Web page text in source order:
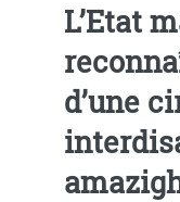
L’Etat
d’une